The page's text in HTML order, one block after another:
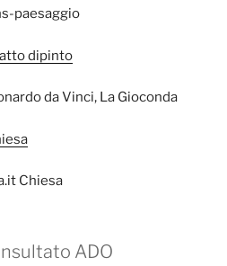
dipinto
ADO